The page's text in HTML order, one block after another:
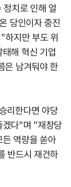
치로 인해 얼
당인이자 중진
하지만 부도 위
해 혁신 기업
은 남겨둬야 한
리한다면 야당
겠다"며 "재창당
역량을 쏟아
반드시 재건하